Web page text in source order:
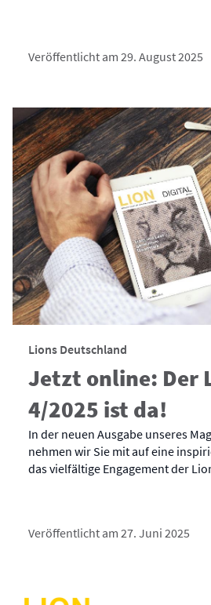
Veröffentlicht am 29. August 2025
Lions Deutschland
Jetzt online: Der
4/2025 ist da!
In der neuen Ausgabe unseres
nehmen wir Sie mit auf eine
das vielfältige Engagement der
Veröffentlicht am 27. Juni 2025